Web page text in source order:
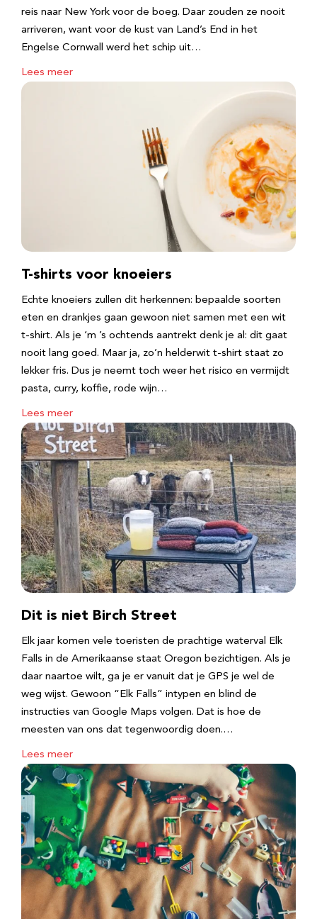
reis naar New York voor de boeg. Daar zouden ze nooit
arriveren, want voor de kust van Land’s End in het
Engelse Cornwall werd het schip uit…
Lees meer
T-shirts voor knoeiers
Echte knoeiers zullen dit herkennen: bepaalde soorten
eten en drankjes gaan gewoon niet samen met een wit
t-shirt. Als je ‘m ’s ochtends aantrekt denk je al: dit gaat
nooit lang goed. Maar ja, zo’n helderwit t-shirt staat zo
lekker fris. Dus je neemt toch weer het risico en vermijdt
pasta, curry, koffie, rode wijn…
Lees meer
Dit is niet Birch Street
Elk jaar komen vele toeristen de prachtige waterval Elk
Falls in de Amerikaanse staat Oregon bezichtigen. Als je
daar naartoe wilt, ga je er vanuit dat je GPS je wel de
weg wijst. Gewoon “Elk Falls” intypen en blind de
instructies van Google Maps volgen. Dat is hoe de
meesten van ons dat tegenwoordig doen.…
Lees meer